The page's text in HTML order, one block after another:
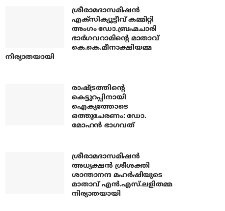
ശ്രീരാമദാസമിഷന്‍
എക്‌സിക്യൂട്ടീവ് കമ്മിറ്റി
അംഗം ഡോ.ബ്രഹ്മചാരി
ഭാര്‍ഗവറാമിന്റെ മാതാവ്
കെ.കെ.മീനാക്ഷിയമ്മ
നിര്യാതയായി
രാഷ്ട്രത്തിന്റെ
കെട്ടുറപ്പിനായി
ഐക്യത്തോടെ
ഒത്തുചേരണം: ഡോ.
മോഹന്‍ ഭാഗവത്
ശ്രീരാമദാസമിഷന്‍
അധ്യക്ഷന്‍ ശ്രീശക്തി
ശാന്താനന്ദ മഹര്‍ഷിയുടെ
മാതാവ് എന്‍.എസ്.ലളിതമ്മ
നിര്യാതയായി